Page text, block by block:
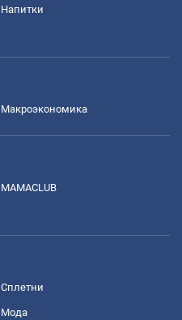
Напитки
Mакроэкономика
MAMACLUB
Сплетни
Мода